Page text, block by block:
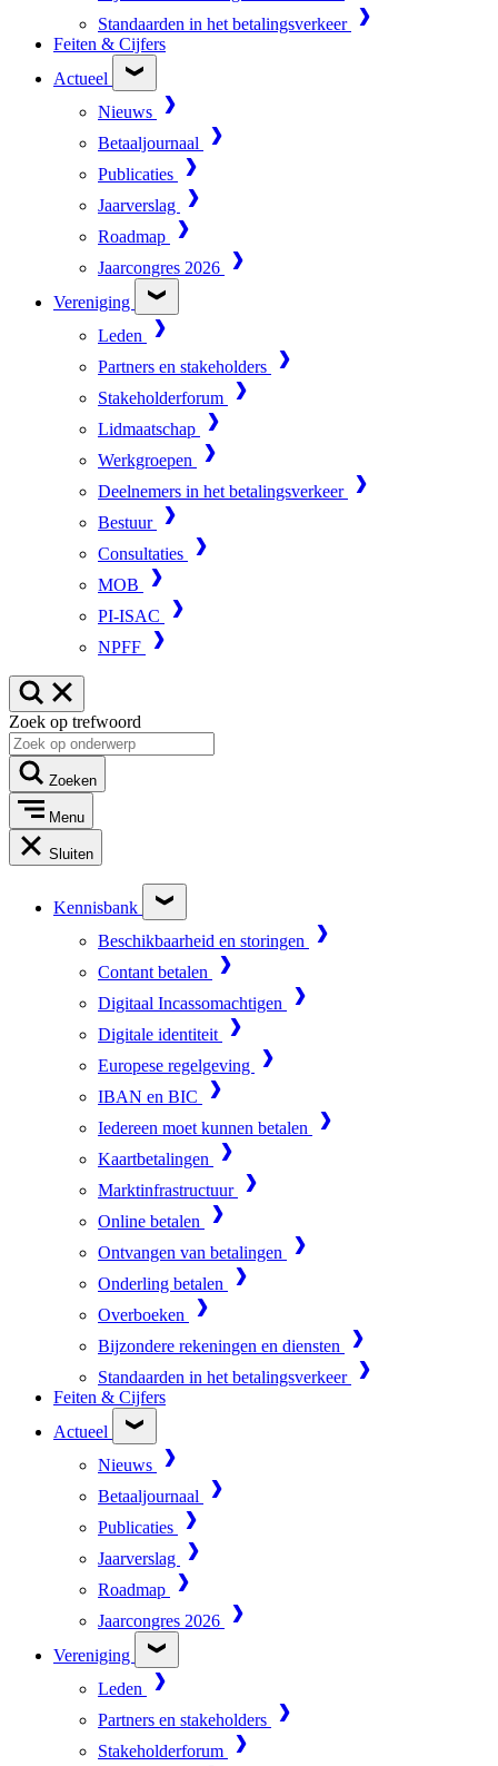
Standaarden in het betalingsverkeer
Feiten & Cijfers
Actueel
Nieuws
Betaaljournaal
Publicaties
Jaarverslag
Roadmap
Jaarcongres 2026
Vereniging
Leden
Partners en stakeholders
Stakeholderforum
Lidmaatschap
Werkgroepen
Deelnemers in het betalingsverkeer
Bestuur
Consultaties
MOB
PI-ISAC
NPFF
Zoek op trefwoord
Zoeken
Menu
Sluiten
Kennisbank
Beschikbaarheid en storingen
Contant betalen
Digitaal Incassomachtigen
Digitale identiteit
Europese regelgeving
IBAN en BIC
Iedereen moet kunnen betalen
Kaartbetalingen
Marktinfrastructuur
Online betalen
Ontvangen van betalingen
Onderling betalen
Overboeken
Bijzondere rekeningen en diensten
Standaarden in het betalingsverkeer
Feiten & Cijfers
Actueel
Nieuws
Betaaljournaal
Publicaties
Jaarverslag
Roadmap
Jaarcongres 2026
Vereniging
Leden
Partners en stakeholders
Stakeholderforum